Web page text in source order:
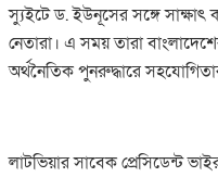
স্যুইটে ড. ইউনূসের সঙ্গে সাক্ষাৎ
নেতারা। এ সময় তারা
অর্থনৈতিক পুনরুদ্ধারে
লাটভিয়ার সাবেক প্রেসিডেন্ট